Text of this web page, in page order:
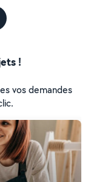
!
vos demandes